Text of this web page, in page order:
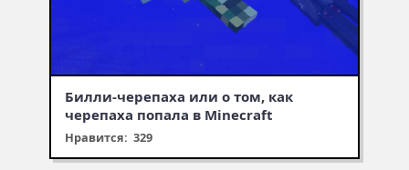
Билли-черепаха или о том, как
черепаха попала в Minecraft
Нравится: 329